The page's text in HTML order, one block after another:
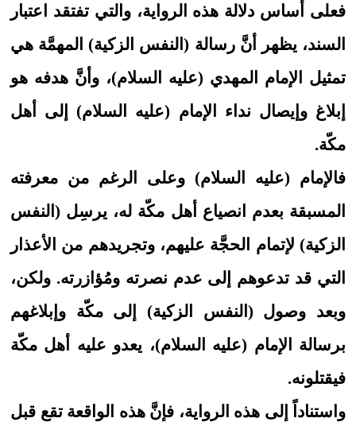
فعلى أساس دلالة هذه الرواية، والتي تفتقد اعتبار
السند، يظهر أنَّ رسالة (النفس الزكية) المهمَّة هي
تمثيل الإمام المهدي (عليه السلام)، وأنَّ هدفه هو
إبلاغ وإيصال نداء الإمام (عليه السلام) إلى أهل
مكّة.
فالإمام (عليه السلام) وعلى الرغم من معرفته
المسبقة بعدم انصياع أهل مكّة له، يرسِل (النفس
الزكية) لإتمام الحجَّة عليهم، وتجريدهم من الأعذار
التي قد تدعوهم إلى عدم نصرته ومُؤازرته. ولكن،
وبعد وصول (النفس الزكية) إلى مكّة وإبلاغهم
برسالة الإمام (عليه السلام)، يعدو عليه أهل مكّة
فيقتلونه.
واستناداً إلى هذه الرواية، فإنَّ هذه الواقعة تقع قبل